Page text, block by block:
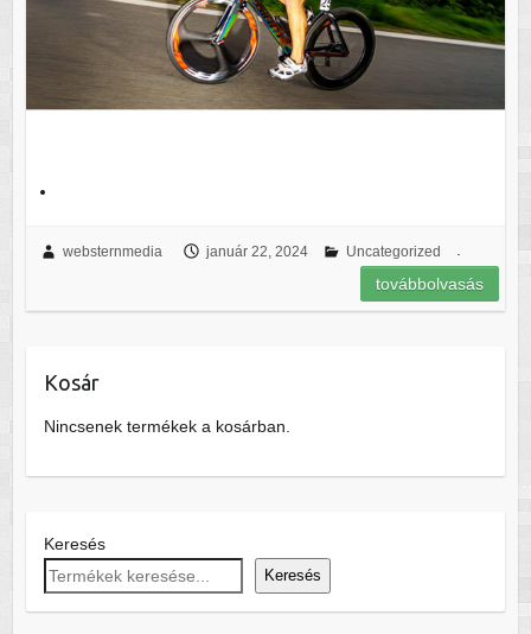
.
websternmedia január 22, 2024 Uncategorized
továbbolvasás
Kosár
Nincsenek termékek a kosárban.
Keresés
Keresés